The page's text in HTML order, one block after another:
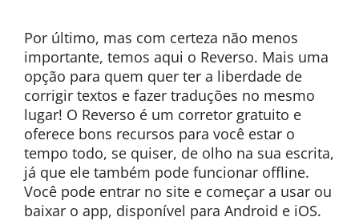
Por último, mas com certeza não menos
importante, temos aqui o Reverso. Mais uma
opção para quem quer ter a liberdade de
corrigir textos e fazer traduções no mesmo
lugar! O Reverso é um corretor gratuito e
oferece bons recursos para você estar o
tempo todo, se quiser, de olho na sua escrita,
já que ele também pode funcionar offline.
Você pode entrar no site e começar a usar ou
baixar o app, disponível para Android e iOS.